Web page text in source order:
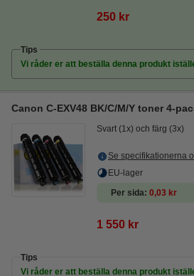
250 kr
Tips
Vi råder er att beställa denna produkt
Canon C-EXV48 BK/C/M/Y toner 4-
Svart (1x) och färg (3x)
Se specifikationerna
EU-lager
Per sida 0,03 kr
1 550 kr
Tips
Vi råder er att beställa denna produkt